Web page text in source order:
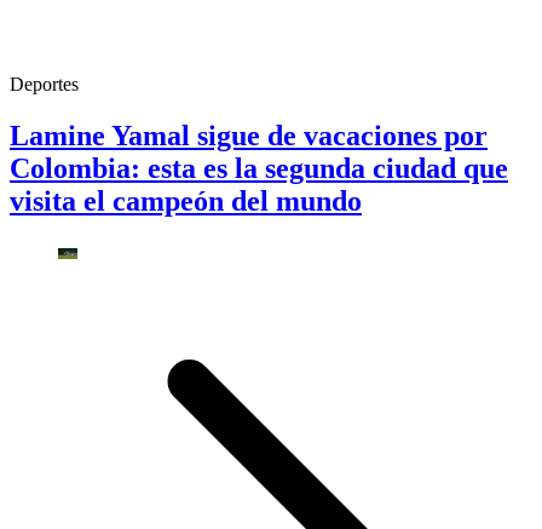
Deportes
Lamine Yamal sigue de vacaciones por
Colombia: esta es la segunda ciudad que
visita el campeón del mundo